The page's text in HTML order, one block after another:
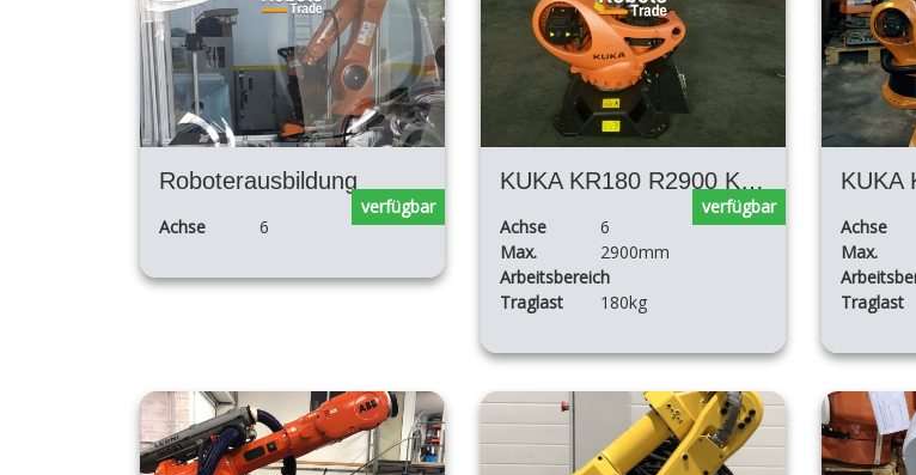
Roboterausbildung
Achse 6
verfügbar
KUKA KR180 R2900 KRC4
Achse
6
Max.
Arbeitsbereich
2900mm
Traglast 180kg
verfügbar
KUKA
Achse
Max.
Traglast